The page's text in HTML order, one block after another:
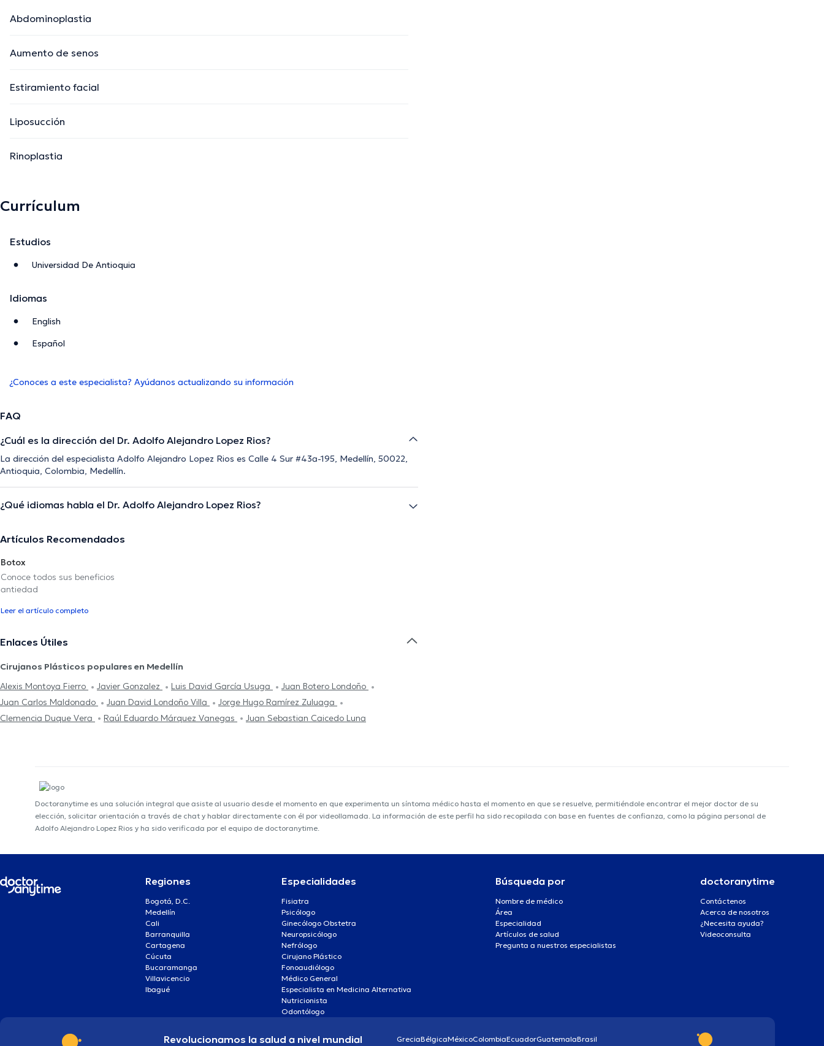
Abdominoplastia
Aumento de senos
Estiramiento facial
Liposucción
Rinoplastia
Currículum
Estudios
Universidad De Antioquia
Idiomas
English
Español
¿Conoces a este especialista? Ayúdanos actualizando su información
FAQ
¿Cuál es la dirección del Dr. Adolfo Alejandro Lopez Rios?
La dirección del especialista Adolfo Alejandro Lopez Rios es Calle 4 Sur #43a-195, Medellín, 50022,
Antioquia, Colombia, Medellín.
¿Qué idiomas habla el Dr. Adolfo Alejandro Lopez Rios?
Artículos Recomendados
Botox
Conoce todos sus beneficios
antiedad
Leer el artículo completo
Enlaces Útiles
Cirujanos Plásticos populares en Medellín
Alexis Montoya Fierro
Javier Gonzalez Luis David García Usuga
Juan Botero Londoño
Juan Carlos Maldonado
Juan David Londoño Villa
Jorge Hugo Ramírez Zuluaga
Clemencia Duque Vera
Raúl Eduardo Márquez Vanegas Juan Sebastian Caicedo Luna
Doctoranytime es una solución integral que asiste al usuario desde el momento en que experimenta un síntoma médico hasta el momento en que se resuelve, permitiéndole encontrar el mejor doctor de su
elección, solicitar orientación a través de chat y hablar directamente con él por videollamada. La información de este perfil ha sido recopilada con base en fuentes de confianza, como la página personal de
Adolfo Alejandro Lopez Rios y ha sido verificada por el equipo de doctoranytime.
Regiones
Bogotá, D.C.
Medellín
Cali
Barranquilla
Cartagena
Cúcuta
Bucaramanga
Villavicencio
Ibagué
Especialidades
Fisiatra
Psicólogo
Ginecólogo Obstetra
Neuropsicólogo
Nefrólogo
Cirujano Plástico
Fonoaudiólogo
Médico General
Especialista en Medicina Alternativa
Nutricionista
Odontólogo
Búsqueda por
Nombre de médico
Área
Especialidad
Artículos de salud
Pregunta a nuestros especialistas
doctoranytime
Contáctenos
Acerca de nosotros
¿Necesita ayuda?
Videoconsulta
Revolucionamos la salud a nivel mundial GreciaBélgicaMéxicoColombiaEcuadorGuatemalaBrasil